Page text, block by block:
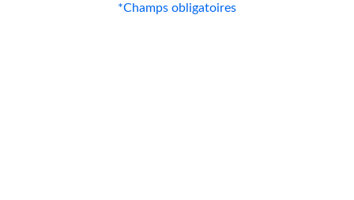
*Champs obligatoires